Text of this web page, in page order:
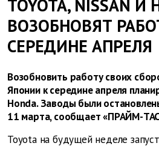
TOYOTA, NISSAN И
ВОЗОБНОВЯТ
СЕРЕДИНЕ АПРЕЛЯ
Возобновить работу своих
Японии к середине апреля
Honda. Заводы были
11 марта, сообщает «ПРАЙМ-
Toyota на будущей неделе